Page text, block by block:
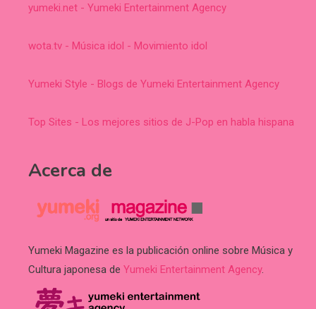
yumeki.net - Yumeki Entertainment Agency
wota.tv - Música idol - Movimiento idol
Yumeki Style - Blogs de Yumeki Entertainment Agency
Top Sites - Los mejores sitios de J-Pop en habla hispana
Acerca de
Yumeki Magazine es la publicación online sobre Música y
Cultura japonesa de Yumeki Entertainment Agency.